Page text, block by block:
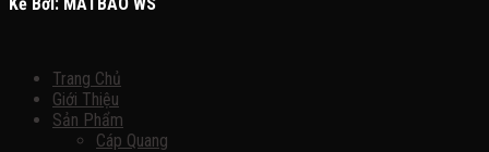
Trang Chủ
Giới Thiệu
Sản Phẩm
Cáp Quang